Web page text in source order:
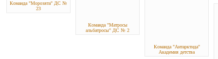
Команда "Морозята" ДС №
23
Команда "Матросы
альбатросы" ДС № 2
Команда "Антарктида"
Академия детства